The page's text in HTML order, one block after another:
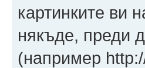
картинките ви
някъде, преди
(например